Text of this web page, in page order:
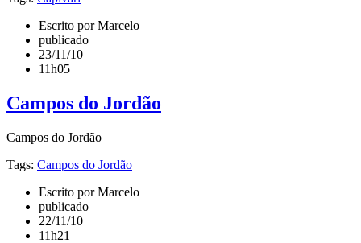
Escrito por Marcelo
publicado
23/11/10
11h05
Campos do Jordão
Campos do Jordão
Tags: Campos do Jordão
Escrito por Marcelo
publicado
22/11/10
11h21